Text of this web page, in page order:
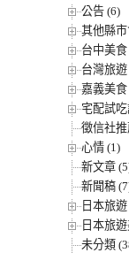
公告 (6)
其他縣
台中美
台灣旅
嘉義美食
宅配試
徵信社推
心情 (1)
新文章
新聞稿
日本旅
日本旅
未分類